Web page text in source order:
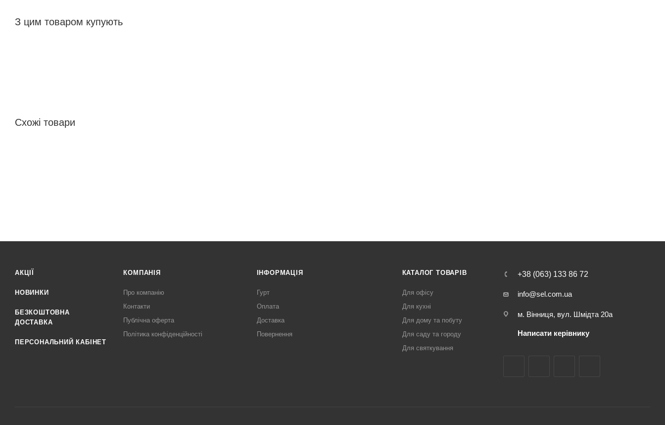
З цим товаром купують
Схожі товари
АКЦІЇ
НОВИНКИ
БЕЗКОШТОВНА
ДОСТАВКА
ПЕРСОНАЛЬНИЙ КАБІНЕТ
КОМПАНІЯ
Про компанію
Контакти
Публічна оферта
Політика конфіденційності
ІНФОРМАЦІЯ
Гурт
Оплата
Доставка
Повернення
КАТАЛОГ ТОВАРІВ
Для офісу
Для кухні
Для дому та побуту
Для саду та городу
Для святкування
+38 (063) 133 86 72
info@sel.com.ua
м. Вінниця, вул. Шмідта 20а
Написати керівнику